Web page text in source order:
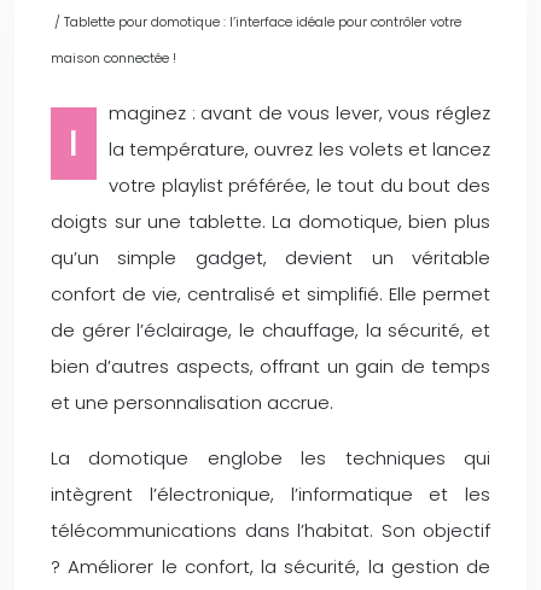
/ Tablette pour domotique : l’interface idéale pour contrôler votre
maison connectée !
I
maginez : avant de vous lever, vous réglez
la température, ouvrez les volets et lancez
votre playlist préférée, le tout du bout des
doigts sur une tablette. La domotique, bien plus
qu’un simple gadget, devient un véritable
confort de vie, centralisé et simplifié. Elle permet
de gérer l’éclairage, le chauffage, la sécurité, et
bien d’autres aspects, offrant un gain de temps
et une personnalisation accrue.
La domotique englobe les techniques qui
intègrent l’électronique, l’informatique et les
télécommunications dans l’habitat. Son objectif
? Améliorer le confort, la sécurité, la gestion de